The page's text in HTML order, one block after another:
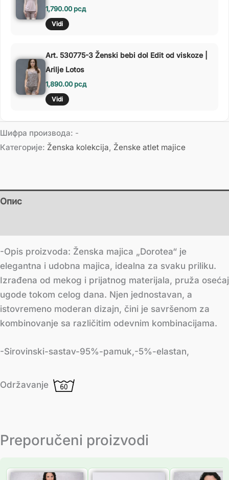
1,790.00рсд
Vidi
Art. 530775-3 Ženski bebi dol Edit od viskoze |
Arilje Lotos
1,890.00рсд
Vidi
Шифра производа: -
Категорије: Ženska kolekcija, Ženske atlet majice
Опис
-Opis proizvoda: Ženska majica „Dorotea“ je
elegantna i udobna majica, idealna za svaku priliku.
Izrađena od mekog i prijatnog materijala, pruža osećaj
ugode tokom celog dana. Njen jednostavan, a
istovremeno moderan dizajn, čini je savršenom za
kombinovanje sa različitim odevnim kombinacijama.
-Sirovinski-sastav-95%-pamuk,-5%-elastan,
Održavanje
Preporučeni proizvodi